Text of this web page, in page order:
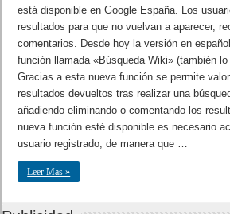
está disponible en Google España. Los
resultados para que no vuelvan a aparecer,
comentarios. Desde hoy la versión en
función llamada «Búsqueda Wiki» (también lo
Gracias a esta nueva función se permite
resultados devueltos tras realizar una
añadiendo eliminando o comentando los
nueva función esté disponible es necesario
usuario registrado, de manera que …
Leer Mas »